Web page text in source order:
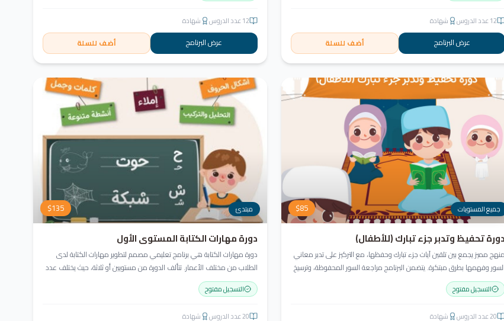
12عدد الدروس شهادة
عرض البرنامج أضف للسلة
12عدد الدروس شهادة
عرض البرنامج أضف للسلة
جميع المستويات $85
دورة تحفيظ وتدبر جزء تبارك (للأطفال)
منهج مميز يجمع بين تلقين آيات جزء تبارك وحفظها، مع التركيز على تدبر معاني
السور وفهمها بطرق مبتكرة. يتضمن البرنامج مراجعة السور المحفوظة، وترسيخ
القيم والأخلاق القرآنية، باستخدام أساليب ممتعة وأنشطة تفاعلية لتعزيز القراءة
وترغيب الأطفال في تعلّم القرآن الكريم.
التسجيل مفتوح
20عدد الدروس شهادة
مبتدئ $135
دورة مهارات الكتابة المستوى الأول
دورة مهارات الكتابة هي برنامج تعليمي مصمم لتطوير مهارات الكتابة لدى
الطلاب من مختلف الأعمار. تتألف الدورة من مستويين أو ثلاثة، حيث يختلف عدد
المستويات حسب أعمار الطلاب ومهاراتهم الحالية. تتضمن كتابة الحروف
وأشكالها، الالتزام بقواعد الخط، وكتابة الكلمات والجمل.
التسجيل مفتوح
20عدد الدروس شهادة